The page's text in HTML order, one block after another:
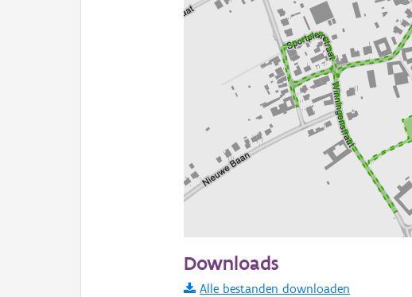
Informatie Vlaanderen
Downloads
Alle bestanden downloaden